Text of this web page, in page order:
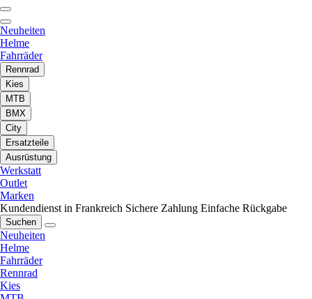
Neuheiten
Helme
Fahrräder
Rennrad
Kies
MTB
BMX
City
Ersatzteile
Ausrüstung
Werkstatt
Outlet
Marken
Kundendienst in Frankreich Sichere Zahlung Einfache Rückgabe
Suchen
Neuheiten
Helme
Fahrräder
Rennrad
Kies